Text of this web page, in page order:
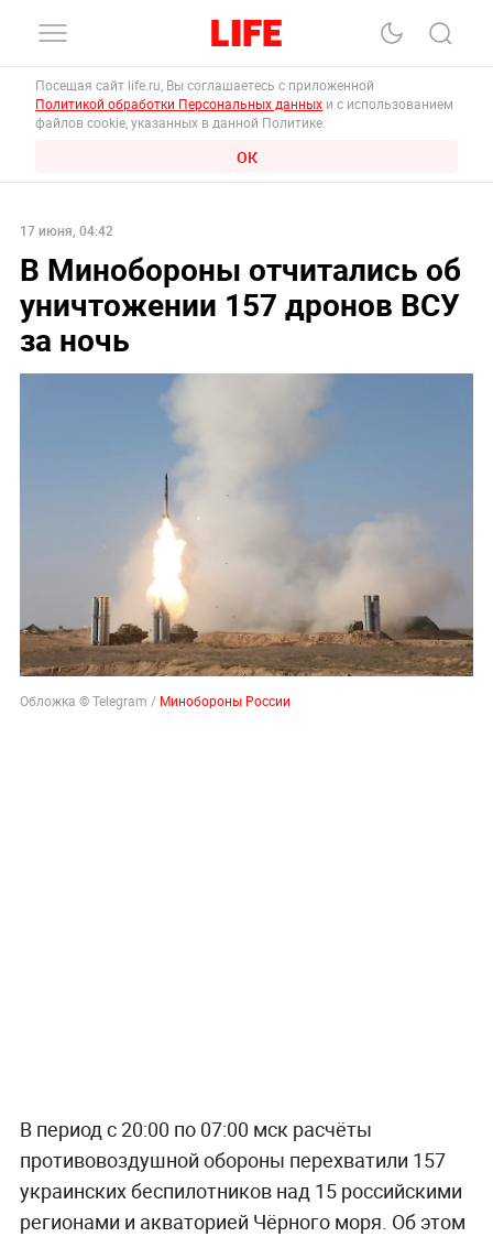
Посещая сайт life.ru, Вы соглашаетесь с приложенной
Политикой обработки Персональных данных и с использованием
файлов cookie, указанных в данной Политике.
ОК
17 июня, 04:42
В Минобороны отчитались об
уничтожении 157 дронов ВСУ
за ночь
Обложка © Telegram / Минобороны России
В период с 20:00 по 07:00 мск расчёты
противовоздушной обороны перехватили 157
украинских беспилотников над 15 российскими
регионами и акваторией Чёрного моря. Об этом